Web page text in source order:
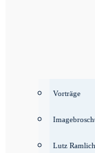
Vorträge
Lutz